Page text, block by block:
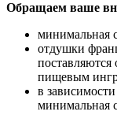
Обращаем ваше
минимальная
отдушки
поставляются
пищевым
в
минимальная